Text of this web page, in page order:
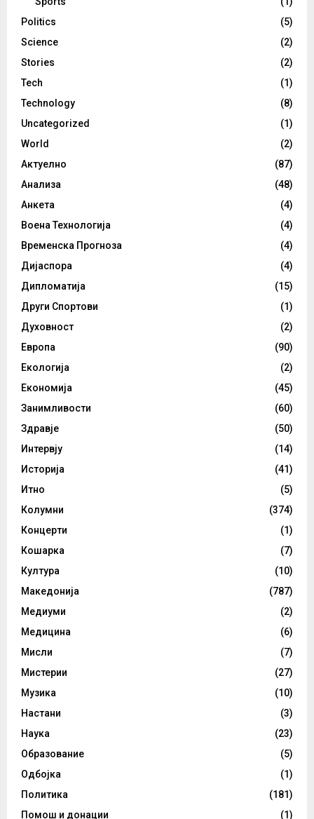
Politics
(5)
Science
(2)
Stories
(2)
Tech
(1)
Technology
(8)
Uncategorized
(1)
World
(2)
Актуелно
(87)
Анализа
(48)
Анкета
(4)
Воена Технологија
(4)
Временска Прогноза
(4)
Дијаспора
(4)
Дипломатија
(15)
Други Спортови
(1)
Духовност
(2)
Европа
(90)
Екологија
(2)
Економија
(45)
Занимливости
(60)
Здравје
(50)
Интервју
(14)
Историја
(41)
Итно
(5)
Колумни
(374)
Концерти
(1)
Кошарка
(7)
Култура
(10)
Македонија
(787)
Медиуми
(2)
Медицина
(6)
Мисли
(7)
Мистерии
(27)
Музика
(10)
Настани
(3)
Наука
(23)
Образование
(5)
Одбојка
(1)
Политика
(181)
Помош и донации
(1)